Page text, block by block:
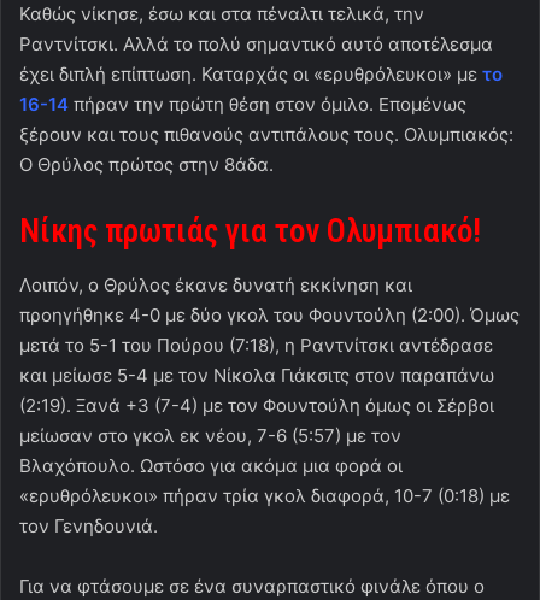
Καθώς νίκησε, έσω και στα πέναλτι τελικά, την
Ραντνίτσκι. Αλλά το πολύ σημαντικό αυτό αποτέλεσμα
έχει διπλή επίπτωση. Καταρχάς οι «ερυθρόλευκοι» με το
16-14 πήραν την πρώτη θέση στον όμιλο. Επομένως
ξέρουν και τους πιθανούς αντιπάλους τους. Ολυμπιακός:
Ο Θρύλος πρώτος στην 8άδα.
Νίκης πρωτιάς για τον Ολυμπιακό!
Λοιπόν, ο Θρύλος έκανε δυνατή εκκίνηση και
προηγήθηκε 4-0 με δύο γκολ του Φουντούλη (2:00). Όμως
μετά το 5-1 του Πούρου (7:18), η Ραντνίτσκι αντέδρασε
και μείωσε 5-4 με τον Νίκολα Γιάκσιτς στον παραπάνω
(2:19). Ξανά +3 (7-4) με τον Φουντούλη όμως οι Σέρβοι
μείωσαν στο γκολ εκ νέου, 7-6 (5:57) με τον
Βλαχόπουλο. Ωστόσο για ακόμα μια φορά οι
«ερυθρόλευκοι» πήραν τρία γκολ διαφορά, 10-7 (0:18) με
τον Γενηδουνιά.
Για να φτάσουμε σε ένα συναρπαστικό φινάλε όπου ο